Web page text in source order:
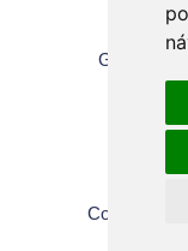
General
Copyright ©